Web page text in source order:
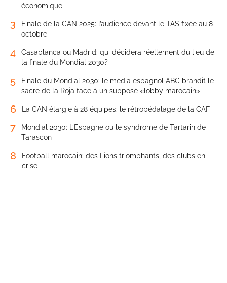
économique
3
Finale de la CAN 2025: l’audience devant le TAS fixée au 8
octobre
4
Casablanca ou Madrid: qui décidera réellement du lieu de
la finale du Mondial 2030?
5
Finale du Mondial 2030: le média espagnol ABC brandit le
sacre de la Roja face à un supposé «lobby marocain»
6 La CAN élargie à 28 équipes: le rétropédalage de la CAF
7
Mondial 2030: L’Espagne ou le syndrome de Tartarin de
Tarascon
8
Football marocain: des Lions triomphants, des clubs en
crise